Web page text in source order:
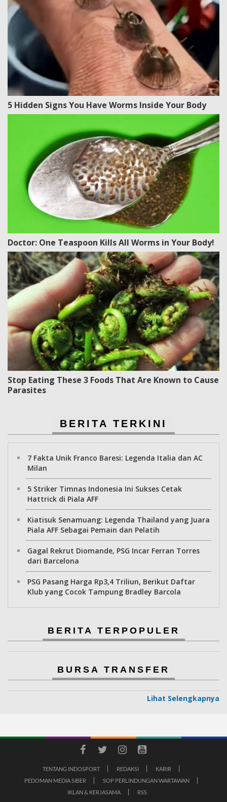
5 Hidden Signs You Have Worms Inside Your Body
Doctor: One Teaspoon Kills All Worms in Your Body!
Stop Eating These 3 Foods That Are Known to Cause
Parasites
BERITA TERKINI
7 Fakta Unik Franco Baresi: Legenda Italia dan AC
Milan
5 Striker Timnas Indonesia Ini Sukses Cetak
Hattrick di Piala AFF
Kiatisuk Senamuang: Legenda Thailand yang Juara
Piala AFF Sebagai Pemain dan Pelatih
Gagal Rekrut Diomande, PSG Incar Ferran Torres
dari Barcelona
PSG Pasang Harga Rp3,4 Triliun, Berikut Daftar
Klub yang Cocok Tampung Bradley Barcola
BERITA TERPOPULER
BURSA TRANSFER
Lihat Selengkapnya
TENTANG INDOSPORT REDAKSI
KARIR
PEDOMAN MEDIA SIBER
SOP PERLINDUNGAN WARTAWAN
IKLAN & KERJASAMA
RSS